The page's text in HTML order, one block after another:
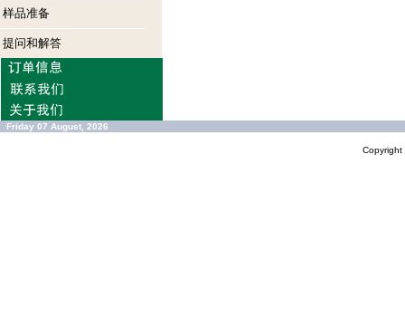
样品准备
提问和解答
Friday 07 August, 2026